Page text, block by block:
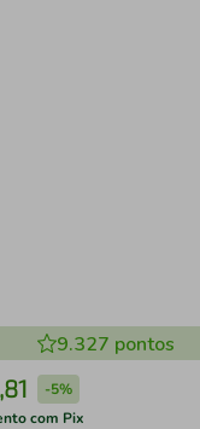
9.327 pontos
,81 -5%
com Pix